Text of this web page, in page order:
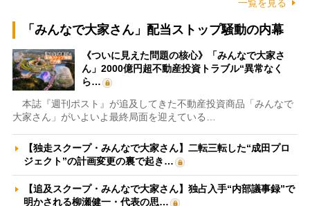
一覧を見る
「みんなで大家さん」配当ストップ騒動の内幕
《ついに見えた問題の核心》「みんなで大家さ
ん」2000億円超不動産投資トラブル“異常なく
ら…
本誌『週刊ポスト』が追及してきた不動産投資商品「みんなで
大家さん」がいよいよ最終局面を迎えている…
【独走スクープ・みんなで大家さん】二転三転した“成田プロ
ジェクト”の計画変更の裏で起き…
【追及スクープ・みんなで大家さん】独占入手“内部議事録”で
明かされる柳瀬健一・代表の思…